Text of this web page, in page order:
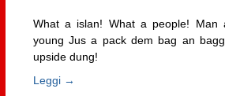
What a islan! What a people! Man
young Jus a pack dem bag an
upside dung!
Leggi →